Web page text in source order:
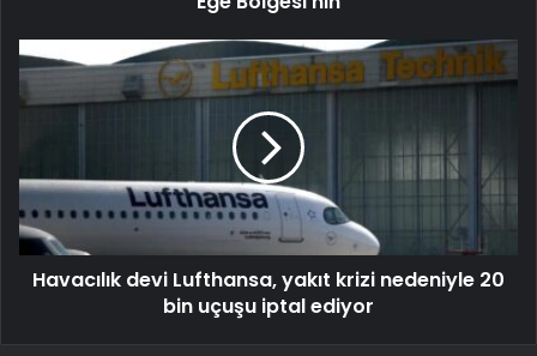
Havacılık devi Lufthansa, yakıt krizi nedeniyle 20
bin uçuşu iptal ediyor